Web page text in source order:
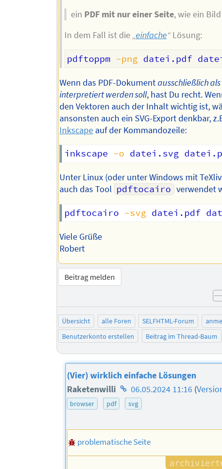
ein PDF mit nur einer Seite, wie ein
In dem Fall ist die„einfache“Lösung:
pdftoppm -png
Wenn das PDF-Dokumentausschließlich
interpretiert werden soll, hast Du recht.
den Vektoren auch der Inhalt wichtig ist,
ansonsten auch ein SVG-Export denkbar,
Inkscapeauf der Kommandozeile:
inkscape -o
Unter Linux (oder unter Windows mit
auch das Tool pdftocairo verwendet
pdftocairo -svg
Viele Grüße
Robert
Beitrag melden
Übersicht alle Foren SELFHTML-Forum
Benutzerkonto erstellen
Beitrag im Thread-Baum
(Vier) wirklich einfache Lösungen
Raketenwilli Homepage
des
06.05.2024 11:16 (
browser pdf svg
problematische Seite